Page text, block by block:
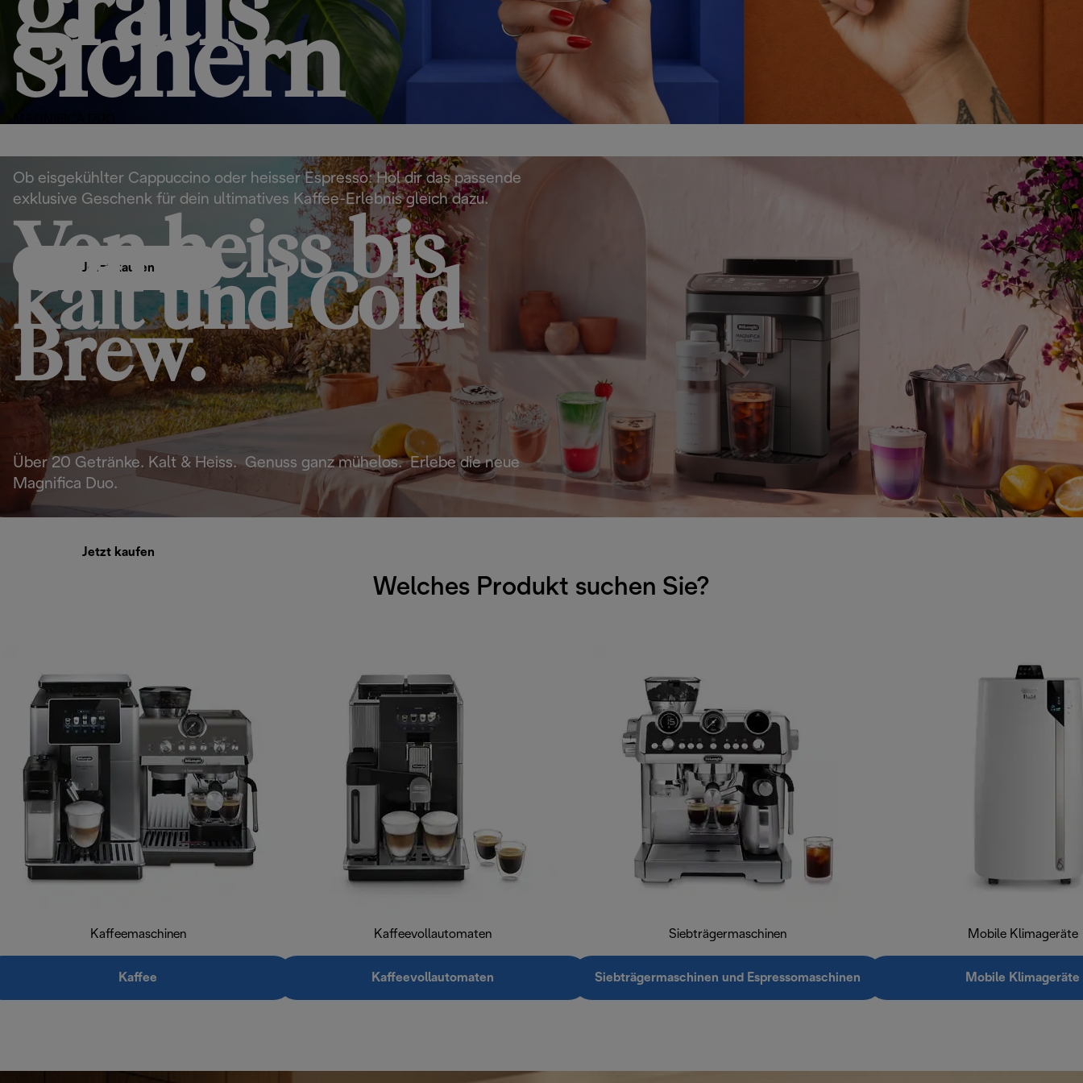
sichern
Ob eisgekühlter Cappuccino oder heisser Espresso: Hol dir das passende
exklusive Geschenk für dein ultimatives Kaffee-Erlebnis gleich dazu.
Jetzt kaufen
Von heiss bis
kalt und Cold
Brew.
Über 20 Getränke. Kalt & Heiss. Genuss ganz mühelos. Erlebe die neue
Magnifica Duo.
Jetzt kaufen
Welches Produkt suchen Sie?
Kaffeemaschinen
Kaffee
Kaffeevollautomaten
Kaffeevollautomaten
Siebträgermaschinen
Siebträgermaschinen und Espressomaschinen
Mobile Klimageräte
Mobile Klimageräte